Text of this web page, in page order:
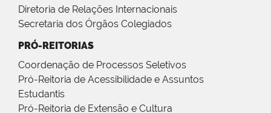
Diretoria de Relações Internacionais
Secretaria dos Órgãos Colegiados
PRÓ-REITORIAS
Coordenação de Processos Seletivos
Pró-Reitoria de Acessibilidade e Assuntos
Estudantis
Pró-Reitoria de Extensão e Cultura